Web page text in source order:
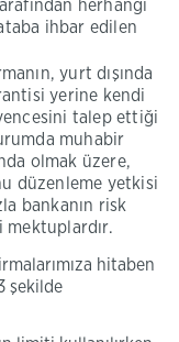
herhangi
ihbar edilen
yurt dışında
yerine kendi
talep ettiği
muhabir
olmak üzere,
düzenleme yetkisi
bankanın risk
hitaben
şekilde